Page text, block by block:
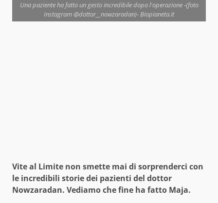
Una paziente ha fatto un gesto incredibile dopo l'operazione -(foto
Instagram @dottor__nowzaradan)- Biopianeta.it
Vite al Limite non smette mai di sorprenderci con
le incredibili storie dei pazienti del dottor
Nowzaradan. Vediamo che fine ha fatto Maja.